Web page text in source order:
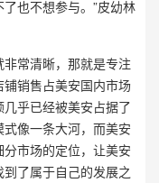
也不想参与。”皮幼林
常清晰，那就是专注
销售占美安国内市场
乎已经被美安占据了
像一条大河，而美安
市场的定位，让美安
了属于自己的发展之